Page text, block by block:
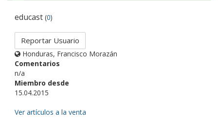
educast (0)
Reportar Usuario
Honduras, Francisco Morazán
Comentarios
n/a
Miembro desde
15.04.2015
Ver artículos a la venta